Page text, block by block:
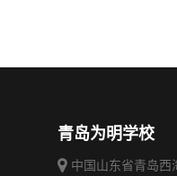
青岛为明学校
中国山东省青岛